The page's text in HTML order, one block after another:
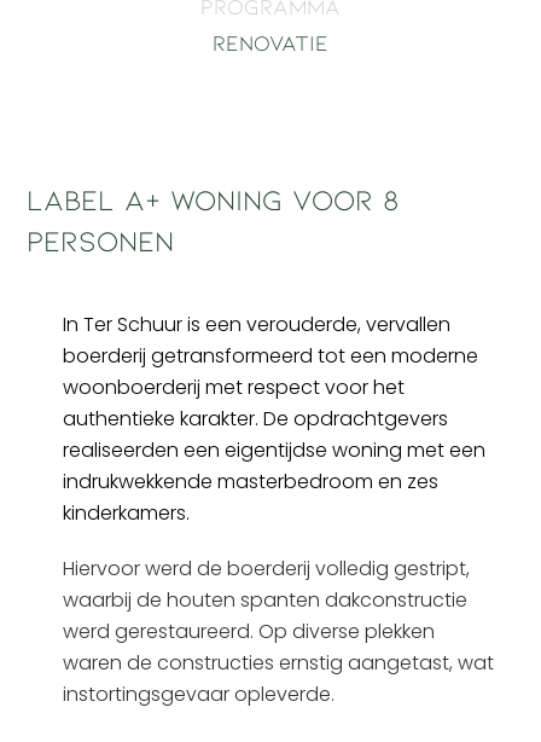
Programma
Renovatie
Label A+ woning voor 8
personen
In Ter Schuur is een verouderde, vervallen
boerderij getransformeerd tot een moderne
woonboerderij met respect voor het
authentieke karakter. De opdrachtgevers
realiseerden een eigentijdse woning met een
indrukwekkende masterbedroom en zes
kinderkamers.
Hiervoor werd de boerderij volledig gestript,
waarbij de houten spanten dakconstructie
werd gerestaureerd. Op diverse plekken
waren de constructies ernstig aangetast, wat
instortingsgevaar opleverde.